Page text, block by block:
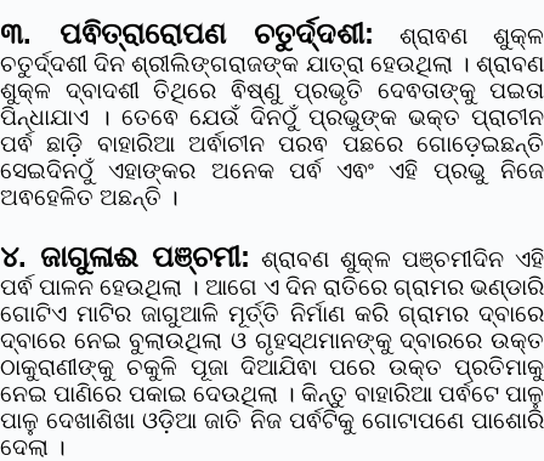
୩. ପଵିତ୍ରାରୋପଣ ଚତୁର୍ଦ୍ଦଶୀ: ଶ୍ରାଵଣ ଶୁକ୍ଳ
ଚତୁର୍ଦ୍ଦଶୀ ଦିନ ଶ୍ରୀଲିଙ୍ଗରାଜଙ୍କ ଯାତ୍ରା ହେଉଥିଲା । ଶ୍ରାବଣ
ଶୁକ୍ଳ ଦ୍ବାଦଶୀ ତିଥିରେ ଵିଷ୍ଣୁ ପ୍ରଭୃତି ଦେଵତାଙ୍କୁ ପଇତା
ପିନ୍ଧାଯାଏ । ତେଵେ ଯେଉଁ ଦିନଠୁଁ ପ୍ରଭୁଙ୍କ ଭକ୍ତ ପ୍ରାଚୀନ
ପର୍ଵ ଛାଡ଼ି ବାହାରିଆ ଅର୍ଵାଚୀନ ପରଵ ପଛରେ ଗୋଡ଼େଇଛନ୍ତି
ସେଇଦିନଠୁଁ ଏହାଙ୍କର ଅନେକ ପର୍ଵ ଏଵଂ ଏହି ପ୍ରଭୁ ନିଜେ
ଅଵହେଳିତ ଅଛନ୍ତି ।
୪. ଜାଗୁଳାଈ ପଞ୍ଚମୀ: ଶ୍ରାବଣ ଶୁକ୍ଳ ପଞ୍ଚମୀଦିନ ଏହି
ପର୍ଵ ପାଳନ ହେଉଥିଲା । ଆଗେ ଏ ଦିନ ରାତିରେ ଗ୍ରାମର ଭଣ୍ଡାରି
ଗୋଟିଏ ମାଟିର ଜାଗୁଆଳି ମୂର୍ତ୍ତି ନିର୍ମାଣ କରି ଗ୍ରାମର ଦ୍ବାରେ
ଦ୍ବାରେ ନେଇ ବୁଲାଉଥିଲା ଓ ଗୃହସ୍ଥମାନଙ୍କୁ ଦ୍ବାରରେ ଉକ୍ତ
ଠାକୁରାଣୀଙ୍କୁ ଚକୁଳି ପୂଜା ଦିଆଯିଵା ପରେ ଉକ୍ତ ପ୍ରତିମାକୁ
ନେଇ ପାଣିରେ ପକାଇ ଦେଉଥିଲା । କିନ୍ତୁ ବାହାରିଆ ପର୍ଵଟେ ପାଳୁ
ପାଳୁ ଦେଖାଶିଖା ଓଡ଼ିଆ ଜାତି ନିଜ ପର୍ଵଟିକୁ ଗୋଟାପଣେ ପାଶୋରି
ଦେଲା ।